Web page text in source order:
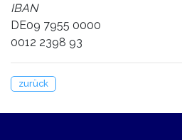
IBAN
DE09 7955 0000
0012 2398 93
zurück